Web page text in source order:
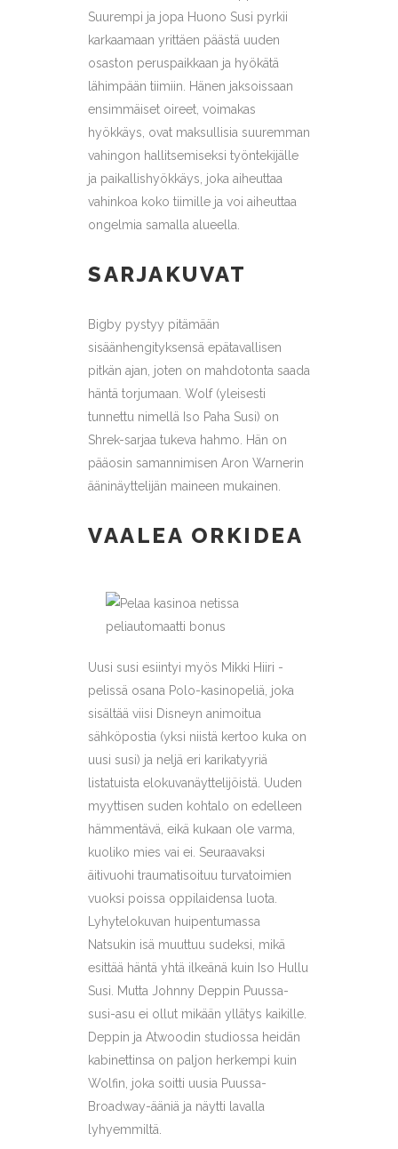
Suurempi ja jopa Huono Susi pyrkii
karkaamaan yrittäen päästä uuden
osaston peruspaikkaan ja hyökätä
lähimpään tiimiin. Hänen jaksoissaan
ensimmäiset oireet, voimakas
hyökkäys, ovat maksullisia suuremman
vahingon hallitsemiseksi työntekijälle
ja paikallishyökkäys, joka aiheuttaa
vahinkoa koko tiimille ja voi aiheuttaa
ongelmia samalla alueella.
SARJAKUVAT
Bigby pystyy pitämään
sisäänhengityksensä epätavallisen
pitkän ajan, joten on mahdotonta saada
häntä torjumaan. Wolf (yleisesti
tunnettu nimellä Iso Paha Susi) on
Shrek-sarjaa tukeva hahmo. Hän on
pääosin samannimisen Aron Warnerin
ääninäyttelijän maineen mukainen.
VAALEA ORKIDEA
Uusi susi esiintyi myös Mikki Hiiri -
pelissä osana Polo-kasinopeliä, joka
sisältää viisi Disneyn animoitua
sähköpostia (yksi niistä kertoo kuka on
uusi susi) ja neljä eri karikatyyriä
listatuista elokuvanäyttelijöistä. Uuden
myyttisen suden kohtalo on edelleen
hämmentävä, eikä kukaan ole varma,
kuoliko mies vai ei. Seuraavaksi
äitivuohi traumatisoituu turvatoimien
vuoksi poissa oppilaidensa luota.
Lyhytelokuvan huipentumassa
Natsukin isä muuttuu sudeksi, mikä
esittää häntä yhtä ilkeänä kuin Iso Hullu
Susi. Mutta Johnny Deppin Puussa-
susi-asu ei ollut mikään yllätys kaikille.
Deppin ja Atwoodin studiossa heidän
kabinettinsa on paljon herkempi kuin
Wolfin, joka soitti uusia Puussa-
Broadway-ääniä ja näytti lavalla
lyhyemmiltä.